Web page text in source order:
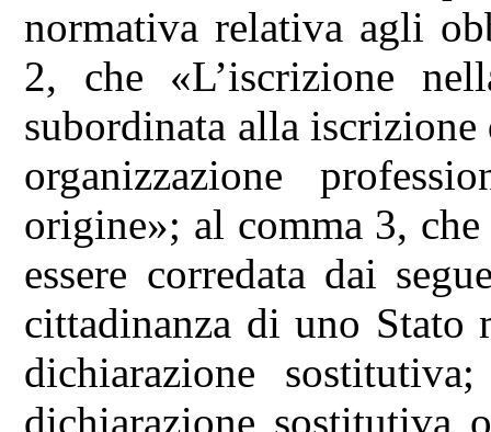
normativa relativa agli
2, che «L’iscrizione
subordinata alla iscrizione
organizzazione
origine»; al comma 3,
essere corredata dai
cittadinanza di uno Stato
dichiarazione
dichiarazione sostitutiva